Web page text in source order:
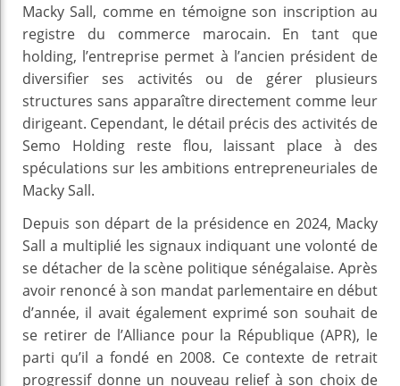
Macky Sall, comme en témoigne son inscription au
registre du commerce marocain. En tant que
holding, l’entreprise permet à l’ancien président de
diversifier ses activités ou de gérer plusieurs
structures sans apparaître directement comme leur
dirigeant. Cependant, le détail précis des activités de
Semo Holding reste flou, laissant place à des
spéculations sur les ambitions entrepreneuriales de
Macky Sall.
Depuis son départ de la présidence en 2024, Macky
Sall a multiplié les signaux indiquant une volonté de
se détacher de la scène politique sénégalaise. Après
avoir renoncé à son mandat parlementaire en début
d’année, il avait également exprimé son souhait de
se retirer de l’Alliance pour la République (APR), le
parti qu’il a fondé en 2008. Ce contexte de retrait
progressif donne un nouveau relief à son choix de